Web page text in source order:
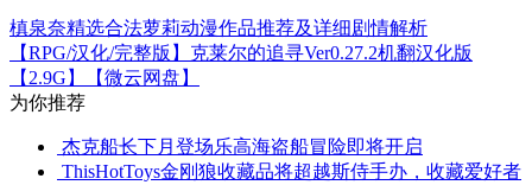
槙泉奈精选合法萝莉动漫作品推荐及详细剧情解析
【RPG/汉化/完整版】克莱尔的追寻Ver0.27.2机翻汉化版
【2.9G】【微云网盘】
为你推荐
杰克船长下月登场乐高海盗船冒险即将开启
ThisHotToys金刚狼收藏品将超越斯侍手办，收藏爱好者